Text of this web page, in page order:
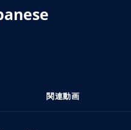
有
ールで共有
関連動画